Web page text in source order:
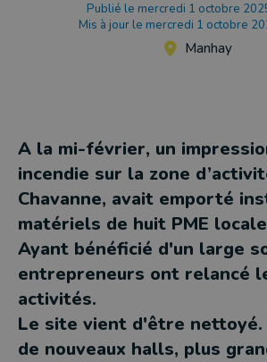
Publié le mercredi 1 octobre
Mis à jour le mercredi 1 octobre
Manhay
A la mi-février, un
incendie sur la zone
Chavanne, avait emporté
matériels de huit PME
Ayant bénéficié d'un large
entrepreneurs ont relancé
activités.
Le site vient d'être nettoyé.
de nouveaux halls, plus